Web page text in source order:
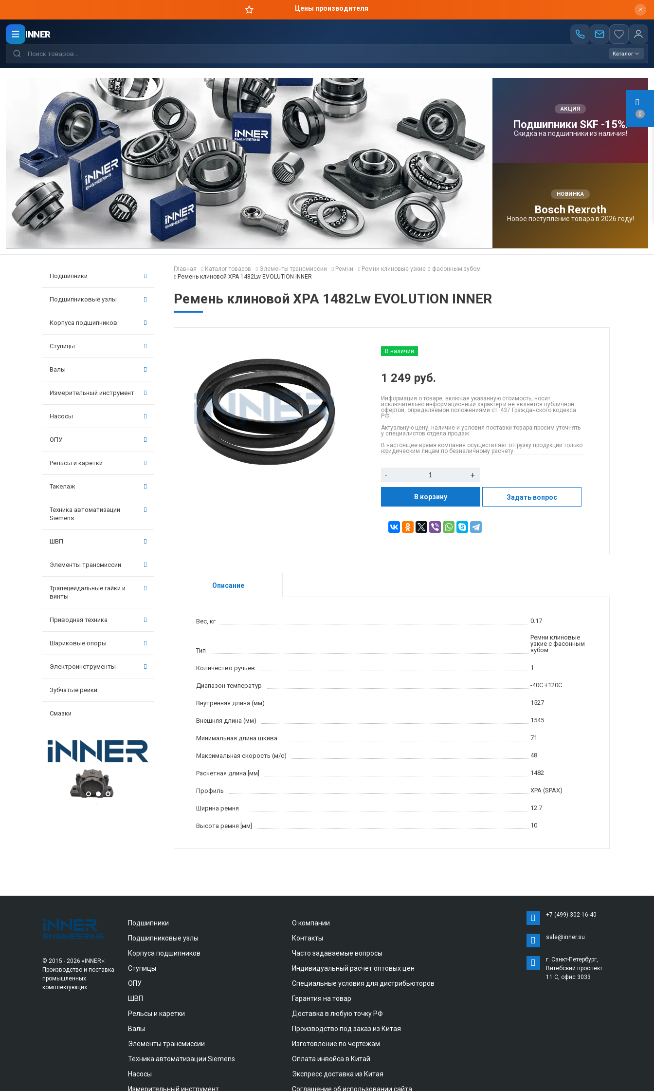
0
Цены производителя
INNER
Каталог
АКЦИЯ
Подшипники SKF -15%!
Скидка на подшипники из наличия!
НОВИНКА
Bosсh Rexroth
Новое поступление товара в 2026 году!
Подшипники
Подшипниковые узлы
Корпуса подшипников
Ступицы
Валы
Измерительный инструмент
Насосы
ОПУ
Рельсы и каретки
Такелаж
Техника автоматизации
Siemens
ШВП
Элементы трансмиссии
Трапецеидальные гайки и
винты
Приводная техника
Шариковые опоры
Электроинструменты
Зубчатые рейки
Смазки
Главная Каталог товаров Элементы трансмиссии Ремни
Ремни клиновые узкие с фасонным зубом
Ремень клиновой XPA 1482Lw EVOLUTION INNER
Ремень клиновой XPA 1482Lw EVOLUTION INNER
В наличии
1 249 руб.
Информация о товаре, включая указанную стоимость, носит
исключительно информационный характер и не является публичной
офертой, определяемой положениями ст. 437 Гражданского кодекса
РФ.
Актуальную цену, наличие и условия поставки товара просим уточнять
у специалистов отдела продаж.
В настоящее время компания осуществляет отгрузку продукции только
юридическим лицам по безналичному расчету.
- +
В корзину Задать вопрос
Описание
Вес, кг 0.17
Тип
Ремни клиновые
узкие с фасонным
зубом
Количество ручьев 1
Диапазон температур -40С +120С
Внутренняя длина (мм) 1527
Внешняя длина (мм) 1545
Минимальная длина шкива 71
Максимальная скорость (м/c) 48
Расчетная длина [мм] 1482
Профиль XPA (SPAX)
Ширина ремня 12.7
Высота ремня [мм] 10
© 2015 - 2026 «INNER»:
Производство и поставка
промышленных
комплектующих
Подшипники
Подшипниковые узлы
Корпуса подшипников
Ступицы
ОПУ
ШВП
Рельсы и каретки
Валы
Элементы трансмиссии
Техника автоматизации Siemens
Насосы
Измерительный инструмент
О компании
Контакты
Часто задаваемые вопросы
Индивидуальный расчет оптовых цен
Специальные условия для дистрибьюторов
Гарантия на товар
Доставка в любую точку РФ
Производство под заказ из Китая
Изготовление по чертежам
Оплата инвойса в Китай
Экспресс доставка из Китая
Соглашение об использовании сайта
+7 (499) 302-16-40
sale@inner.su
г. Санкт-Петербург,
Витебский проспект
11 С, офис 3033